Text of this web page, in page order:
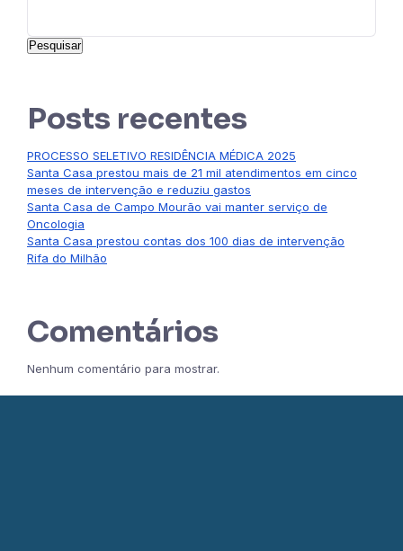
Pesquisar
Posts recentes
PROCESSO SELETIVO RESIDÊNCIA MÉDICA 2025
Santa Casa prestou mais de 21 mil atendimentos em cinco
meses de intervenção e reduziu gastos
Santa Casa de Campo Mourão vai manter serviço de
Oncologia
Santa Casa prestou contas dos 100 dias de intervenção
Rifa do Milhão
Comentários
Nenhum comentário para mostrar.